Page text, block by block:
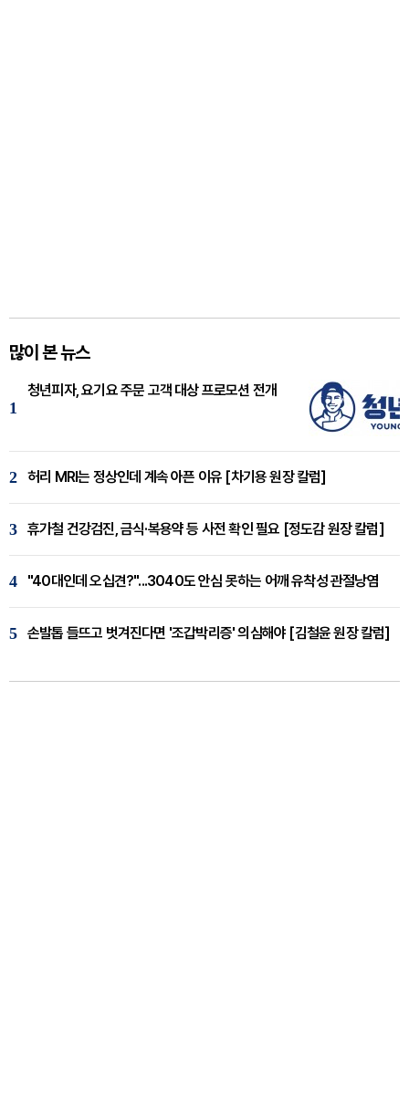
많이 본 뉴스
1
청년피자, 요기요 주문 고객 대상 프로모션 전개
2 허리 MRI는 정상인데 계속 아픈 이유 [차기용 원장 칼럼]
3 휴가철 건강검진, 금식·복용약 등 사전 확인 필요 [정도감 원장 칼럼]
4 "40대인데 오십견?"...3040도 안심 못하는 어깨 유착성 관절낭염
5 손발톱 들뜨고 벗겨진다면 '조갑박리증' 의심해야 [김철윤 원장 칼럼]